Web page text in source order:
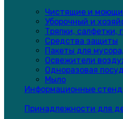
Чистящие и
Уборочный и
Тряпки, салфетки,
Средства защиты
Пакеты для
Освежители
Одноразовая
Мыло
Информационные
Принадлежности для